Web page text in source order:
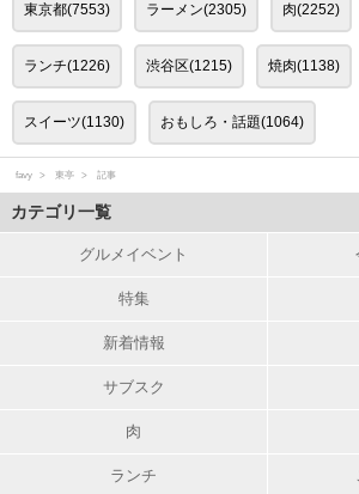
東京都(7553) ラーメン(2305) 肉(2252)
ランチ(1226) 渋谷区(1215) 焼肉(1138)
スイーツ(1130) おもしろ・話題(1064)
favy 東亭 記事
カテゴリ一覧
グルメイベント
特集
新着情報
サブスク
肉
ランチ